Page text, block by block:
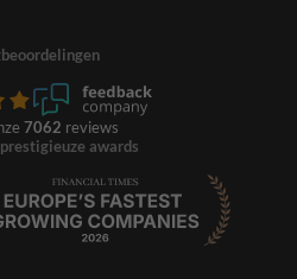
7062 reviews
awards